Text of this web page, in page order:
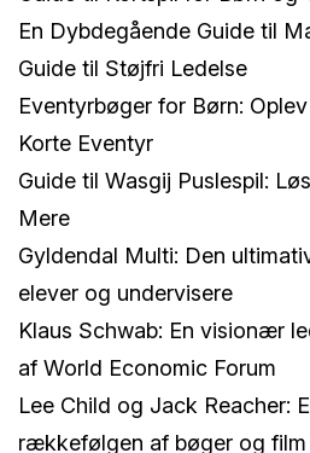
En Dybdegående Guide til
Guide til Støjfri Ledelse
Eventyrbøger for Børn:
Korte Eventyr
Guide til Wasgij Puslespil:
Mere
Gyldendal Multi: Den
elever og undervisere
Klaus Schwab: En visionær
af World Economic Forum
Lee Child og Jack Reacher:
rækkefølgen af bøger og film